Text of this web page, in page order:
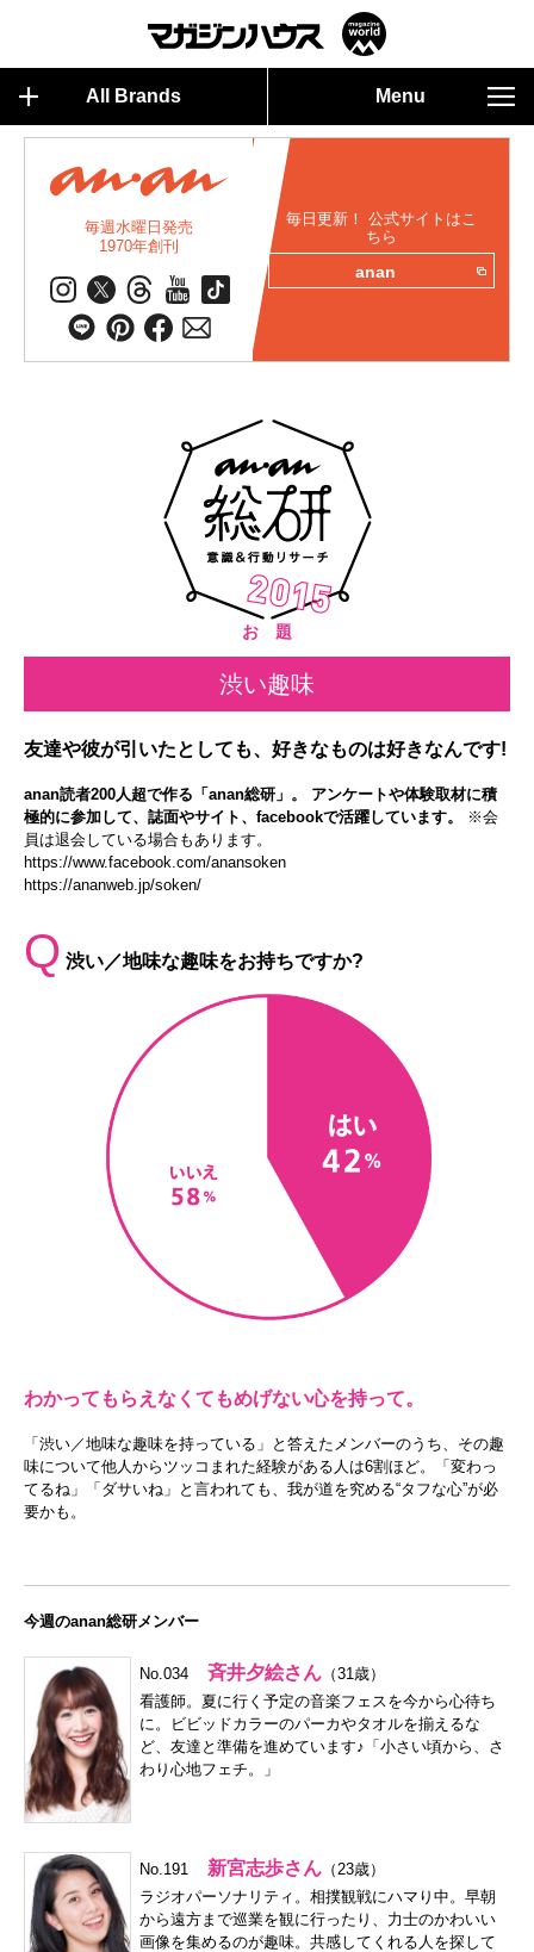
All Brands Menu
毎週水曜日発売
1970年創刊
毎日更新！ 公式サイトはこ
ちら
anan
お 題
渋い趣味
友達や彼が引いたとしても、好きなものは好きなんです!
anan読者200人超で作る「anan総研」。 アンケートや体験取材に積
極的に参加して、誌面やサイト、facebookで活躍しています。
※会
員は退会している場合もあります。
https://www.facebook.com/anansoken
https://ananweb.jp/soken/
Q 渋い／地味な趣味をお持ちですか?
わかってもらえなくてもめげない心を持って。
「渋い／地味な趣味を持っている」と答えたメンバーのうち、その趣
味について他人からツッコまれた経験がある人は6割ほど。「変わっ
てるね」「ダサいね」と言われても、我が道を究める“タフな心”が必
要かも。
今週のanan総研メンバー
No.034 斉井夕絵さん （31歳）
看護師。夏に行く予定の音楽フェスを今から心待ち
に。ビビッドカラーのパーカやタオルを揃えるな
ど、友達と準備を進めています♪「小さい頃から、さ
わり心地フェチ。」
No.191 新宮志歩さん （23歳）
ラジオパーソナリティ。相撲観戦にハマり中。早朝
から遠方まで巡業を観に行ったり、力士のかわいい
画像を集めるのが趣味。共感してくれる人を探して